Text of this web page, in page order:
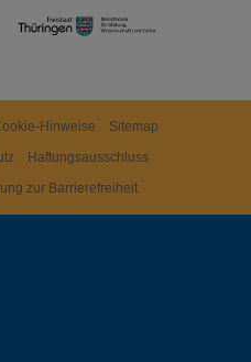
Hinweise
Sitemap
Haftungsausschluss
zur Barrierefreiheit